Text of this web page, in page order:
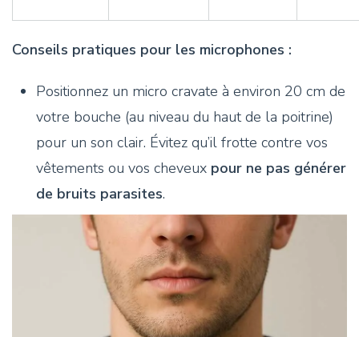
Conseils pratiques pour les microphones :
Positionnez un micro cravate à environ 20 cm de
votre bouche (au niveau du haut de la poitrine)
pour un son clair. Évitez qu’il frotte contre vos
vêtements ou vos cheveux pour ne pas générer
de bruits parasites​.